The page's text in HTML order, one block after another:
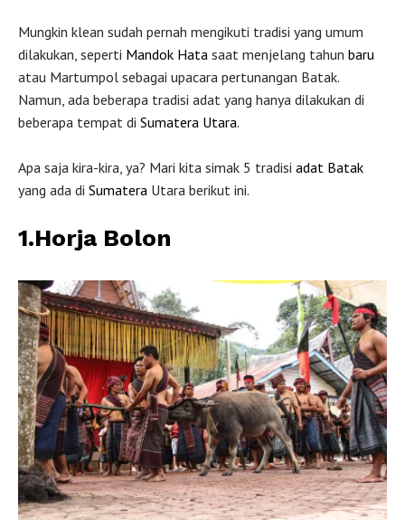
Mungkin klean sudah pernah mengikuti tradisi yang umum
dilakukan, seperti Mandok Hata saat menjelang tahun baru
atau Martumpol sebagai upacara pertunangan Batak.
Namun, ada beberapa tradisi adat yang hanya dilakukan di
beberapa tempat di Sumatera Utara.
Apa saja kira-kira, ya? Mari kita simak 5 tradisi adat Batak
yang ada di Sumatera Utara berikut ini.
1.Horja Bolon